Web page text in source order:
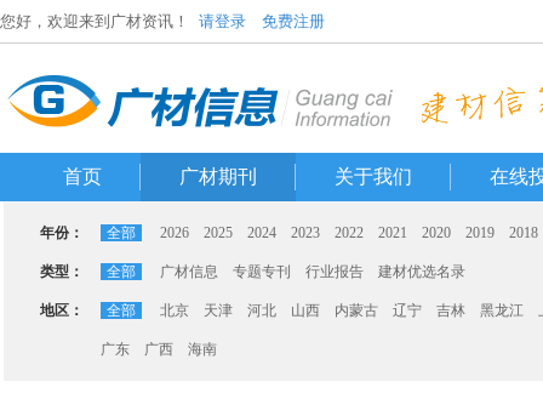
您好，欢迎来到广材资讯！ 请登录 免费注册
首页 广材期刊 关于我们 在线
年份： 全部 2026 2025 2024 2023 2022 2021 2020 2019 2018
类型： 全部 广材信息 专题专刊 行业报告 建材优选名录
地区： 全部 北京 天津 河北 山西 内蒙古 辽宁 吉林 黑龙江
广东 广西 海南